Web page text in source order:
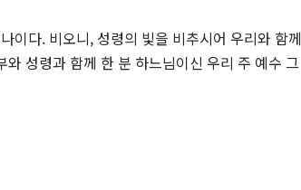
이다. 비오니, 성령의 빛을 비추시어 우리와 함께
성령과 함께 한 분 하느님이신 우리 주 예수 그